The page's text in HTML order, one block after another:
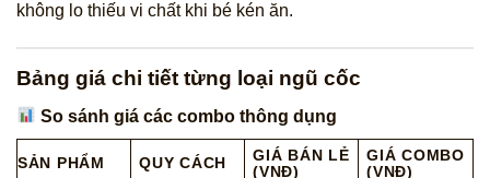
không lo thiếu vi chất khi bé kén ăn.
Bảng giá chi tiết từng loại ngũ cốc
So sánh giá các combo thông dụng
SẢN PHẨM QUY CÁCH
GIÁ BÁN LẺ
(VNĐ)
GIÁ COMBO
(VNĐ)